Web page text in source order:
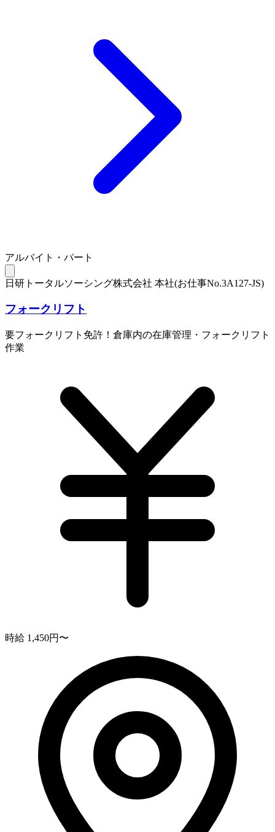
アルバイト・パート
日研トータルソーシング株式会社 本社(お仕事No.3A127-JS)
フォークリフト
要フォークリフト免許！倉庫内の在庫管理・フォークリフト
作業
時給 1,450円〜